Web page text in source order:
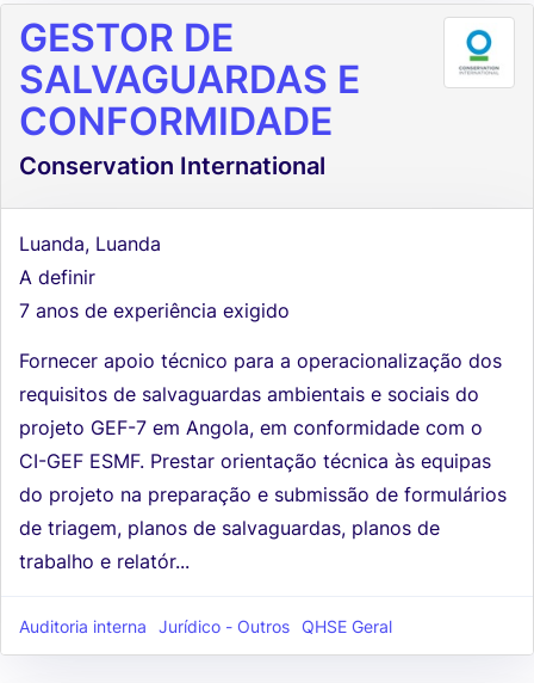
GESTOR DE
SALVAGUARDAS E
CONFORMIDADE
Conservation International
Luanda, Luanda
A definir
7 anos de experiência exigido
Fornecer apoio técnico para a operacionalização dos
requisitos de salvaguardas ambientais e sociais do
projeto GEF-7 em Angola, em conformidade com o
CI-GEF ESMF. Prestar orientação técnica às equipas
do projeto na preparação e submissão de formulários
de triagem, planos de salvaguardas, planos de
trabalho e relatór...
Auditoria interna Jurídico - Outros QHSE Geral